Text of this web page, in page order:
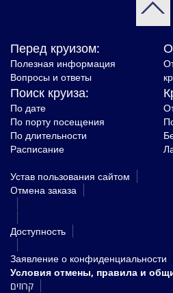
Перед круизом:
Полезная информация
Вопросы и ответы
Поиск круиза:
По дате
По порту посещения
По длительности
Расписание
Устав пользования сайтом
Oтмена заказа
Доступность
Заявление о конфиденциальности
Условия отмены, правила и
קרוזים